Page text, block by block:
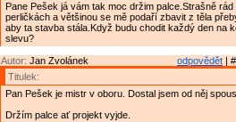
Pane Pešek já vám tak moc držim palce.Strašně
perličkách a většinou se mě podaří zbavit z těla
aby ta stavba stála.Když budu chodit každý den na
slevu?
odpovědět |
Autor: Jan Zvolánek
Titulek:
Pan Pešek je mistr v oboru. Dostal jsem od něj
Držím palce ať projekt vyjde.